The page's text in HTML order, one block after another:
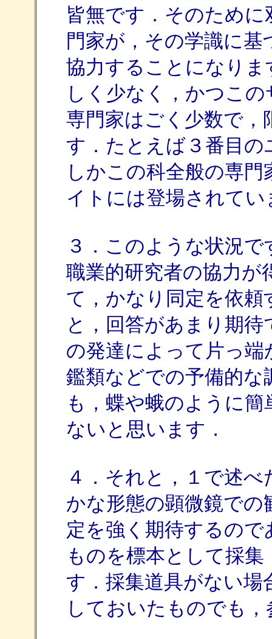
皆無です．そのため
門家が，その学識に
協力することになり
しく少なく，かつこ
専門家はごく少数で
す．たとえば３番目
しかこの科全般の専
イトには登場されてい
３．このような状況
職業的研究者の協力が
て，かなり同定を依
と，回答があまり期
の発達によって片っ
鑑類などでの予備的
も，蝶や蛾のように
ないと思います．
４．それと，１で述
かな形態の顕微鏡で
定を強く期待するの
ものを標本として採
す．採集道具がない
しておいたものでも